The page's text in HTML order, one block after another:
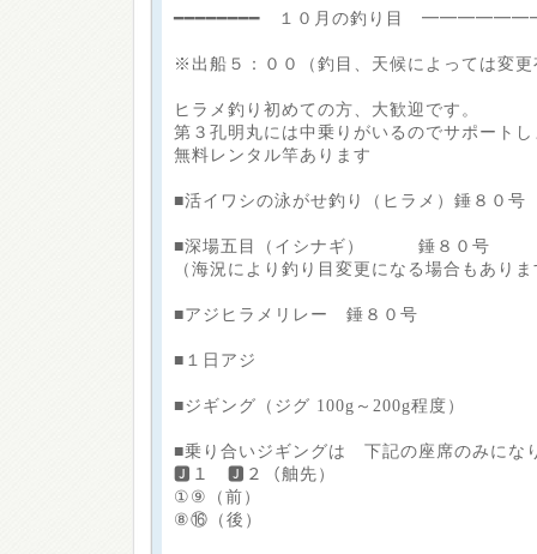
━━━━━━━━ １０月の釣り目
※出船５：００（釣目、天候によっては変更
ヒラメ釣り初めての方、大歓迎です。
第３孔明丸には中乗りがいるのでサポート
無料レンタル竿あります
■活イワシの泳がせ釣り（ヒラメ）錘８０号
■深場五目（イシナギ） 錘８０号
（海況により釣り目変更になる場合もあり
■アジヒラメリレー 錘８０号
■１日アジ
■ジギング（ジグ 100g～200g程度）
■乗り合いジギングは 下記の座席のみにな
🅹１ 🅹２（舳先）
①⑨（前）
⑧⑯（後）